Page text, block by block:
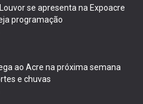
se apresenta na Expoacre
programação
ao Acre na próxima semana
e chuvas